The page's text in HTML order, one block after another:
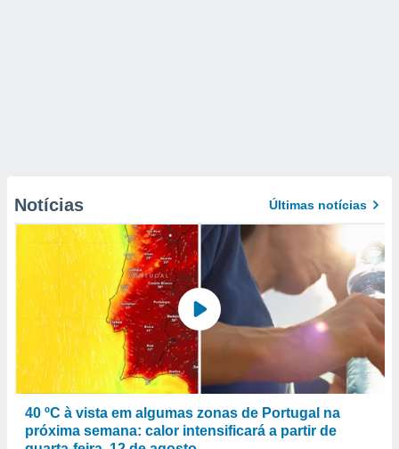
Notícias Últimas notícias
40 ºC à vista em algumas zonas de Portugal na
próxima semana: calor intensificará a partir de